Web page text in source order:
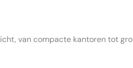
van compacte kantoren tot